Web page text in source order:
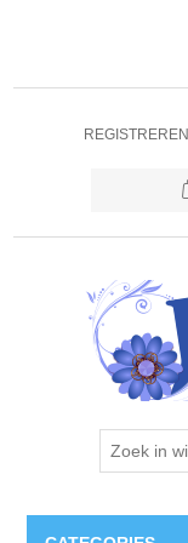
REGISTREREN